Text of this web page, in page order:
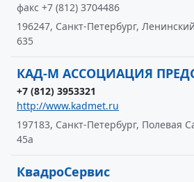
факс +7 (812) 3704486
196247, Санкт-Петербург,
635
КАД-М АССОЦИАЦИЯ
+7 (812) 3953321
http://www.kadmet.ru
197183, Санкт-Петербург, Полевая
45а
КвадроСервис